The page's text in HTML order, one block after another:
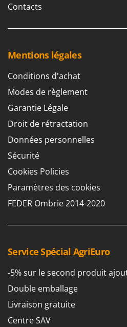
Contacts
Mentions légales
Conditions d'achat
Modes de règlement
Garantie Légale
Droit de rétractation
Données personnelles
Sécurité
Cookies Policies
Paramètres des cookies
FEDER Ombrie 2014-2020
Service Spécial AgriEuro
-5% sur le second produit
Double emballage
Livraison gratuite
Centre SAV